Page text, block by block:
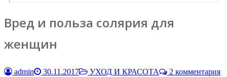
Вред и польза солярия для
женщин
admin 30.11.2017 УХОД И КРАСОТА 2 комментария